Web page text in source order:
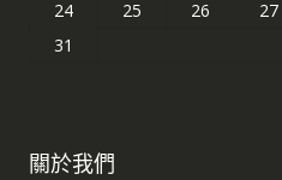
24
25 26 27
31
關於我們